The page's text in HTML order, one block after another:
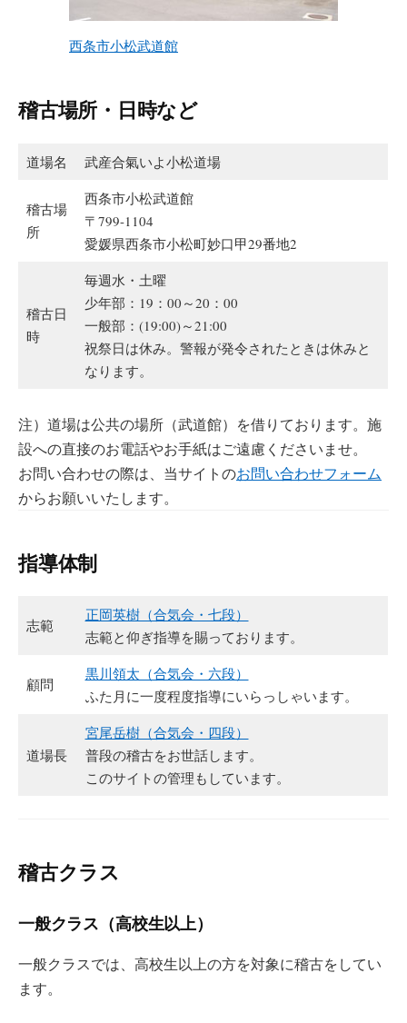
西条市小松武道館
稽古場所・日時など
道場名 武産合氣いよ小松道場
稽古場
所
西条市小松武道館
〒799-1104
愛媛県西条市小松町妙口甲29番地2
稽古日
時
毎週水・土曜
少年部：19：00～20：00
一般部：(19:00)～21:00
祝祭日は休み。警報が発令されたときは休みと
なります。
注）道場は公共の場所（武道館）を借りております。施
設への直接のお電話やお手紙はご遠慮くださいませ。
お問い合わせの際は、当サイトのお問い合わせフォーム
からお願いいたします。
指導体制
志範
正岡英樹（合気会・七段）
志範と仰ぎ指導を賜っております。
顧問
黒川領太（合気会・六段）
ふた月に一度程度指導にいらっしゃいます。
道場長
宮尾岳樹（合気会・四段）
普段の稽古をお世話します。
このサイトの管理もしています。
稽古クラス
一般クラス（高校生以上）
一般クラスでは、高校生以上の方を対象に稽古をしてい
ます。